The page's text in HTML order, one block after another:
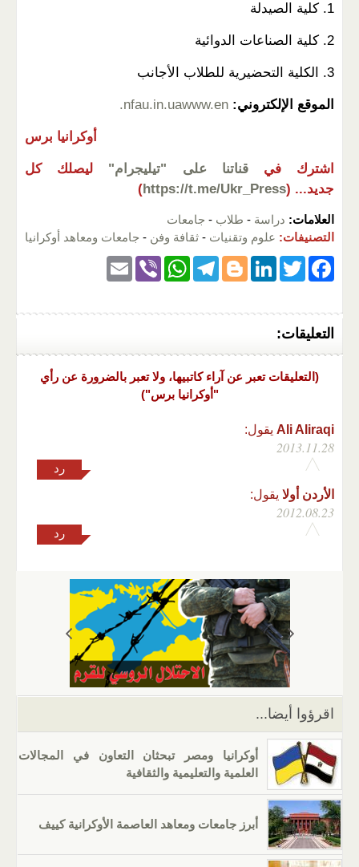
1. كلية الصيدلة
2. كلية الصناعات الدوائية
3. الكلية التحضيرية للطلاب الأجانب
الموقع الإلكتروني: www.en
.nfau.in.ua
أوكرانيا برس
اشترك في قناتنا على "تيليجرام"
ليصلك كل
جديد... (
https://t.me/Ukr_Press
)
العلامات: دراسة - طلاب - جامعات
التصنيفات: علوم وتقنيات - ثقافة وفن - جامعات ومعاهد أوكرانيا
F
c
e
b
o
k
T
tt
er
Li
k
dI
Bl
g
er
T
e
a
m
W
at
A
p
Vi
er
ail
التعليقات:
(التعليقات تعبر عن آراء كاتبيها، ولا تعبر بالضرورة عن رأي
"أوكرانيا برس")
Ali Aliraqi يقول:
2013.11.28
رد
الأردن أولا يقول:
2012.08.23
رد
اقرؤوا أيضا...
أوكرانيا ومصر تبحثان التعاون في المجالات
العلمية والتعليمية والثقافية
أبرز جامعات ومعاهد العاصمة الأوكرانية كييف